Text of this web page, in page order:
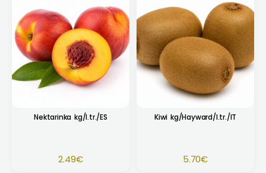
Nektarinka kg/I.tr./ES
2.49€
Kiwi kg/Hayward/I.tr./IT
5.70€